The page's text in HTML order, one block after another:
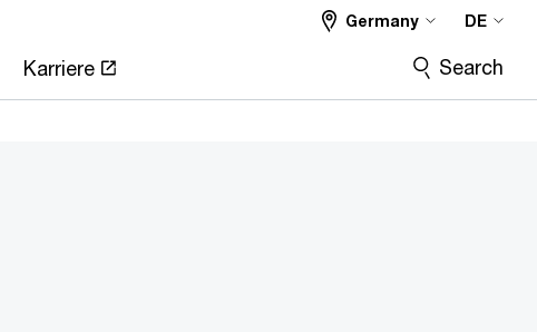
Karriere
Germany DE
Search